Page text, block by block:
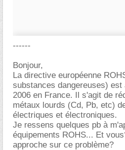
------
Bonjour,
La directive européenne
substances dangereuses)
2006 en France. Il s'agit de
métaux lourds (Cd, Pb, etc)
électriques et électroniques.
Je ressens quelques pb à
équipements ROHS... Et
approche sur ce problème?